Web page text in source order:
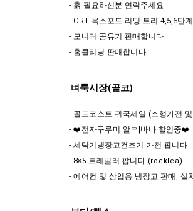
- 흙 필요하신분 연락주세요
- ORT 옥스포드 리딩 트리 4,5,6단계
- 모니터 공유기 판매합니다
- 홈클리닝 판매합니다.
벼룩시장(골코)
- ❤️전자구루미 알ㄹ|바바 할인중❤️
- 세탁기냉장고건조기 가전 팝니다
- 8×5 트레일러 팝니다.(rocklea)